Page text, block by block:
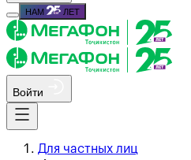
НАМ ЛЕТ
Войти
Для частных лиц